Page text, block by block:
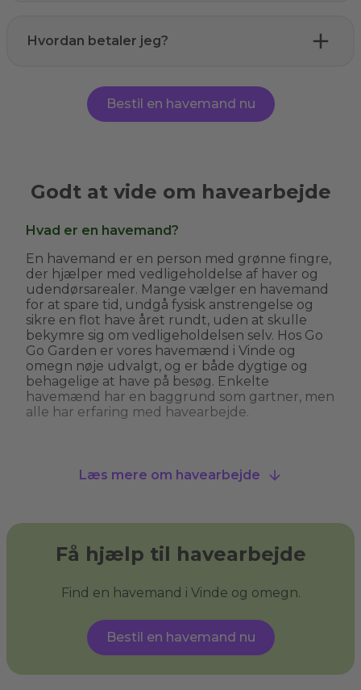
Hvordan betaler jeg?
Bestil en havemand nu
Godt at vide om havearbejde
Hvad er en havemand?
En havemand er en person med grønne fingre,
der hjælper med vedligeholdelse af haver og
udendørsarealer. Mange vælger en havemand
for at spare tid, undgå fysisk anstrengelse og
sikre en flot have året rundt, uden at skulle
bekymre sig om vedligeholdelsen selv. Hos Go
Go Garden er vores havemænd i Vinde og
omegn nøje udvalgt, og er både dygtige og
behagelige at have på besøg. Enkelte
havemænd har en baggrund som gartner, men
alle har erfaring med havearbejde.
En havemand kan hjælpe med alt fra
beskæring af træer. Nogle havemænd i Vinde
og omegn tilbyder også specialiserede services
som træfældning, fliserens og anlægning af nye
kan få den have, du drømmer om, og sikre, at
din have ser velplejet ud uden at du behøver
at løfte en finger.
Hvad er haveservice?
Læs mere om havearbejde
Få hjælp til havearbejde
Find en havemand i Vinde og omegn.
Bestil en havemand nu